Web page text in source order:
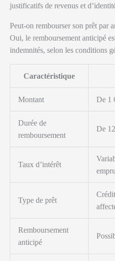
justificatifs de revenus et
Peut-on rembourser son prêt par
Oui, le remboursement anticipé
indemnités, selon les conditions
Caractéristique
Montant De 1
Durée de
remboursement
De
Taux d’intérêt
Type de prêt
Remboursement
anticipé